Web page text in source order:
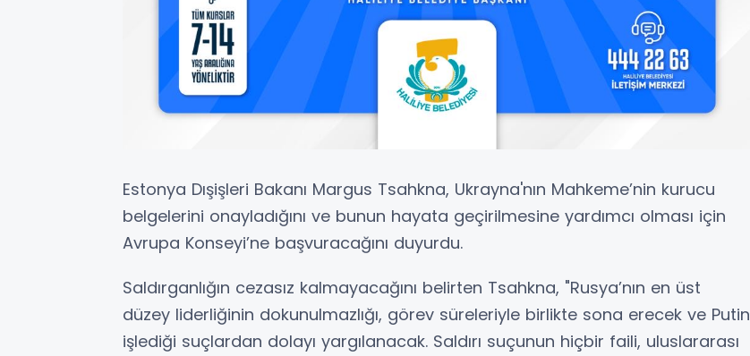
Estonya Dışişleri Bakanı Margus Tsahkna, Ukrayna'nın Mahkeme’nin kurucu
belgelerini onayladığını ve bunun hayata geçirilmesine yardımcı olması için
Avrupa Konseyi’ne başvuracağını duyurdu.
Saldırganlığın cezasız kalmayacağını belirten Tsahkna, "Rusya’nın en üst
düzey liderliğinin dokunulmazlığı, görev süreleriyle birlikte sona erecek ve Putin
işlediği suçlardan dolayı yargılanacak. Saldırı suçunun hiçbir faili, uluslararası